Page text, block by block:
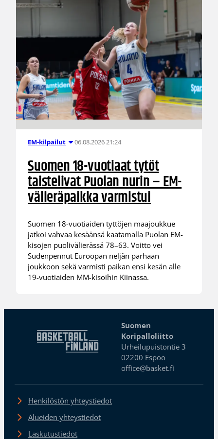
EM-kilpailut 06.08.2026 21:24
Suomen 18-vuotiaat tytöt
taistelivat Puolan nurin – EM-
välieräpaikka varmistui
Suomen 18-vuotiaiden tyttöjen maajoukkue
jatkoi vahvaa kesäänsä kaatamalla Puolan EM-
kisojen puolivälierässä 78–63. Voitto vei
Sudenpennut Euroopan neljän parhaan
joukkoon sekä varmisti paikan ensi kesän alle
19-vuotiaiden MM-kisoihin Kiinassa.
Suomen
Koripalloliitto
Urheilupuistontie 3
02200 Espoo
office@basket.fi
Henkilöstön yhteystiedot
Alueiden yhteystiedot
Laskutustiedot